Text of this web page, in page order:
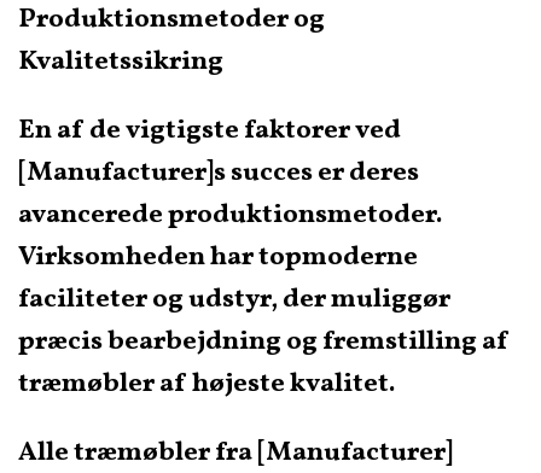
Produktionsmetoder og
Kvalitetssikring
En af de vigtigste faktorer ved
[Manufacturer]s succes er deres
avancerede produktionsmetoder.
Virksomheden har topmoderne
faciliteter og udstyr, der muliggør
præcis bearbejdning og fremstilling af
træmøbler af højeste kvalitet.
Alle træmøbler fra [Manufacturer]